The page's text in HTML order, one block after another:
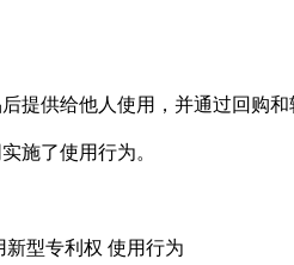
供给他人使用，并通过回购和
施了使用行为。
型专利权 使用行为